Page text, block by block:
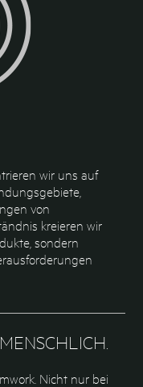
wir uns auf
von
kreieren wir
sondern
MENSCHLICH.
Nicht nur bei